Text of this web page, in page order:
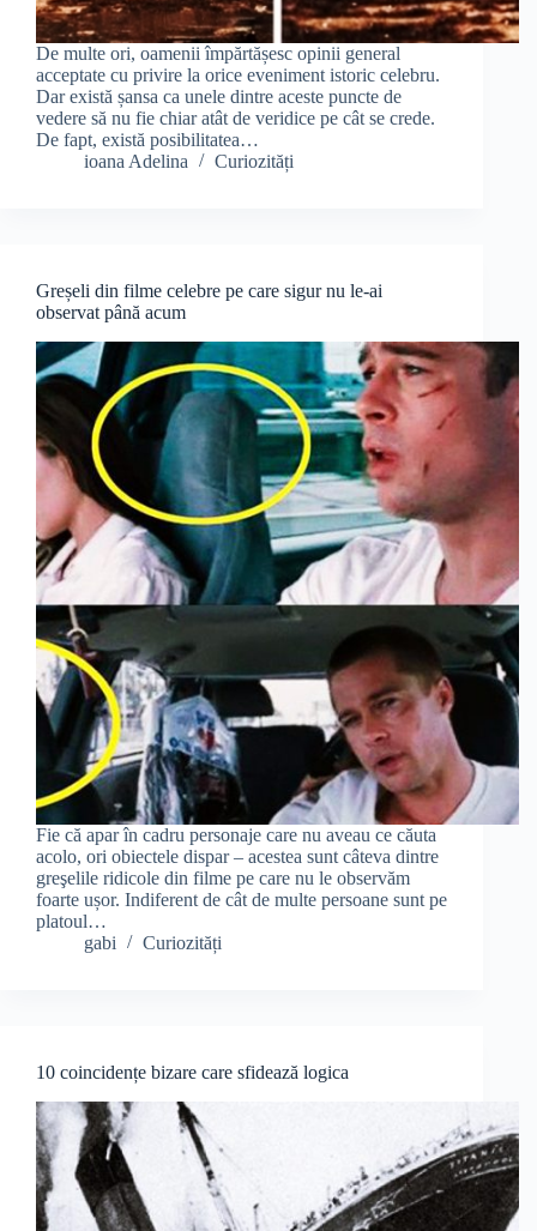
De multe ori, oamenii împărtășesc opinii general
acceptate cu privire la orice eveniment istoric celebru.
Dar există șansa ca unele dintre aceste puncte de
vedere să nu fie chiar atât de veridice pe cât se crede.
De fapt, există posibilitatea…
ioana Adelina
Curiozități
Greșeli din filme celebre pe care sigur nu le-ai
observat până acum
Fie că apar în cadru personaje care nu aveau ce căuta
acolo, ori obiectele dispar – acestea sunt câteva dintre
greşelile ridicole din filme pe care nu le observăm
foarte ușor. Indiferent de cât de multe persoane sunt pe
platoul…
gabi
Curiozități
10 coincidențe bizare care sfidează logica